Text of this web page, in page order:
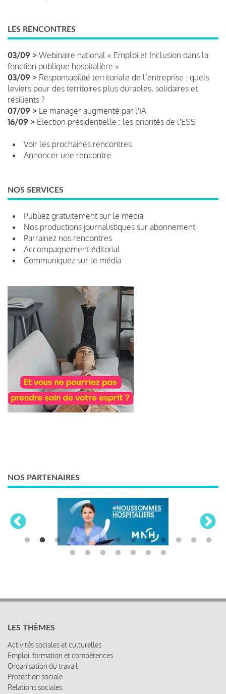
LES RENCONTRES
03/09 > Webinaire national « Emploi et Inclusion dans la
fonction publique hospitalière »
03/09 > Responsabilité territoriale de l’entreprise : quels
leviers pour des territoires plus durables, solidaires et
résilients ?
07/09 > Le manager augmenté par l'IA
16/09 > Élection présidentielle : les priorités de l'ESS
Voir les prochaines rencontres
Annoncer une rencontre
NOS SERVICES
Publiez gratuitement sur le média
Nos productions journalistiques sur abonnement
Parrainez nos rencontres
Accompagnement éditorial
Communiquez sur le média
NOS PARTENAIRES
LES THÈMES
Activités sociales et culturelles
Emploi, formation et compétences
Organisation du travail
Protection sociale
Relations sociales